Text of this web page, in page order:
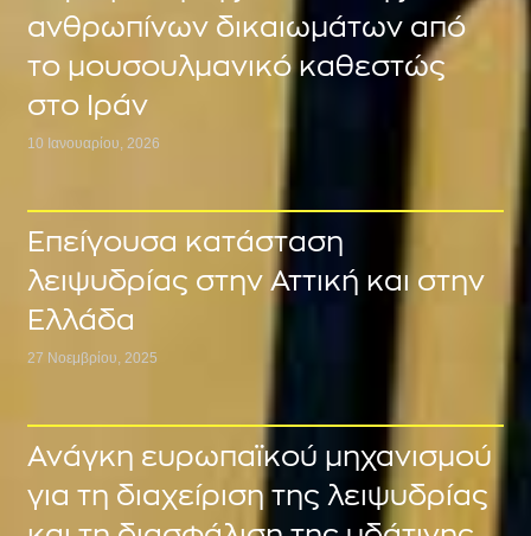
ανθρωπίνων δικαιωμάτων από
το μουσουλμανικό καθεστώς
στο Ιράν
10 Ιανουαρίου, 2026
Επείγουσα κατάσταση
λειψυδρίας στην Αττική και στην
Ελλάδα
27 Νοεμβρίου, 2025
Ανάγκη ευρωπαϊκού μηχανισμού
για τη διαχείριση της λειψυδρίας